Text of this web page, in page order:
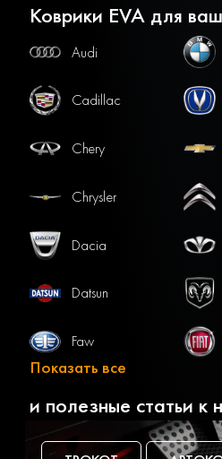
Коврики EVA для
Audi
Cadillac
Chery
Chrysler
Dacia
Datsun
Faw
Geely
Показать все
и полезные статьи к